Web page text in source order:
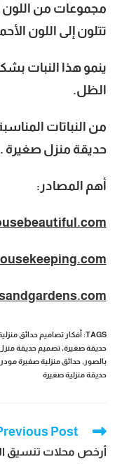
مجموعات من
تتلون إلى اللون
ينمو هذا النبات
الظل.
من النباتات
حديقة منزل صغيرة .
أهم المصادر:
TAGS
: أفكار تصاميم حدائق
حديقة صغيرة, تصميم حديقة
بالصور , حدائق منزلية صغيرة
حديقة منزلية صغيرة
Read
more
articles
Post
أرخص محلات تنسيق